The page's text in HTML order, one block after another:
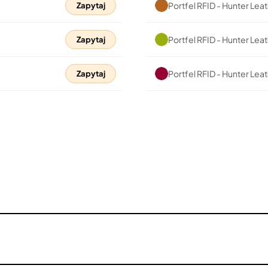
Zapytaj Portfel RFID - Hunter
Zapytaj Portfel RFID - Hunter
Zapytaj Portfel RFID - Hunter